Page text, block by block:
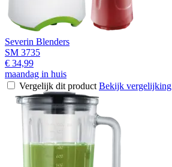
Severin Blenders
SM 3735
€ 34,99
maandag in huis
Vergelijk dit product Bekijk vergelijking